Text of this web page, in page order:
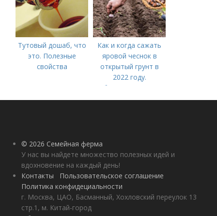
Тутовый дошаб, что
это. Полезные
свойства
Как и когда сажать
яровой чеснок в
открытый грунт в
2022 году.
Добавление статьи в
новую подборку
© 2026 Семейная ферма
У нас вы найдете множество полезных идей и
вдохновение на каждый день!
Контакты
Пользовательское соглашение
Политика конфидециальности
г. Москва, ЦАО, Басманный, Хохловский переулок 13
стр.1, м. Китай-город